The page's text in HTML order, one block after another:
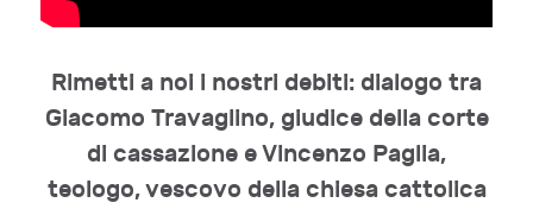
Rimetti a noi i nostri debiti: dialogo tra
Giacomo Travaglino, giudice della corte
di cassazione e Vincenzo Paglia,
teologo, vescovo della chiesa cattolica